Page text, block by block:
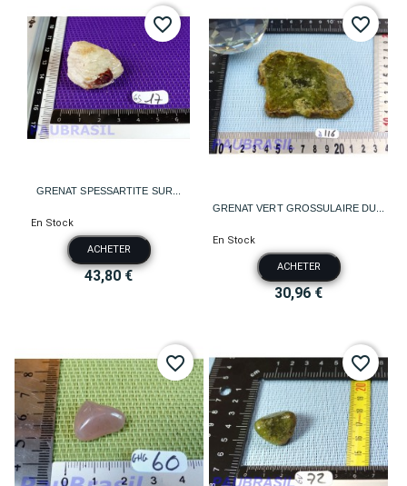
GRENAT SPESSARTITE SUR...
En Stock
ACHETER
43,80 €
favorite_border
GRENAT VERT GROSSULAIRE DU...
En Stock
ACHETER
30,96 €
favorite_border
favorite_border favorite_border